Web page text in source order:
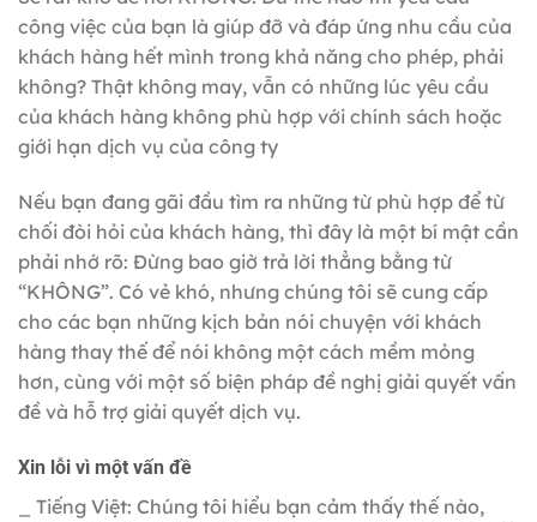
công việc của bạn là giúp đỡ và đáp ứng nhu cầu của
khách hàng hết mình trong khả năng cho phép, phải
không? Thật không may, vẫn có những lúc yêu cầu
của khách hàng không phù hợp với chính sách hoặc
giới hạn dịch vụ của công ty
Nếu bạn đang gãi đầu tìm ra những từ phù hợp để từ
chối đòi hỏi của khách hàng, thì đây là một bí mật cần
phải nhớ rõ: Đừng bao giờ trả lời thẳng bằng từ
“KHÔNG”. Có vẻ khó, nhưng chúng tôi sẽ cung cấp
cho các bạn những kịch bản nói chuyện với khách
hàng thay thế để nói không một cách mềm mỏng
hơn, cùng với một số biện pháp đề nghị giải quyết vấn
đề và hỗ trợ giải quyết dịch vụ.
Xin lỗi vì một vấn đề
_ Tiếng Việt: Chúng tôi hiểu bạn cảm thấy thế nào,